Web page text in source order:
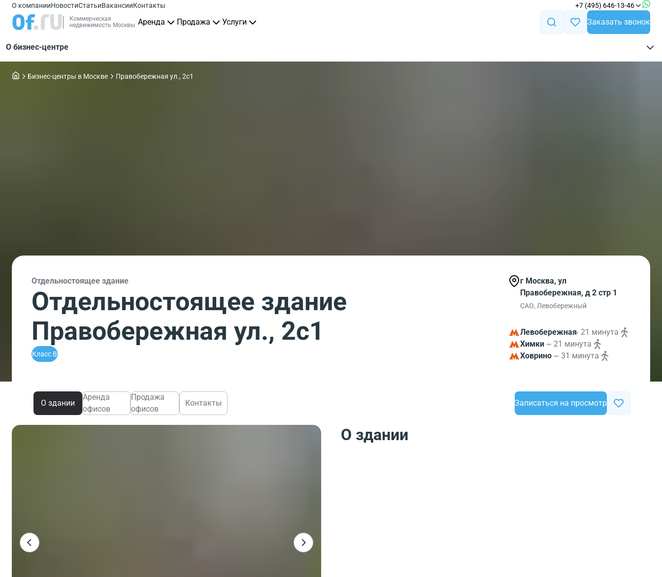
О компанииНовостиСтатьиВакансииКонтакты +7 (495) 646-13-46
Коммерческая
недвижимость Москвы Аренда Продажа Услуги Заказать звонок
О бизнес-центре
Бизнес-центры в Москве Правобережная ул., 2с1
Отдельностоящее здание
Отдельностоящее здание
Правобережная ул., 2с1
Класс B
г Москва, ул
Правобережная, д 2 стр 1
САО, Левобережный
Левобережная~ 21 минута
Химки ~ 21 минута
Ховрино ~ 31 минута
О здании
Аренда
офисов
Продажа
офисов
Контакты Записаться на просмотр
О здании